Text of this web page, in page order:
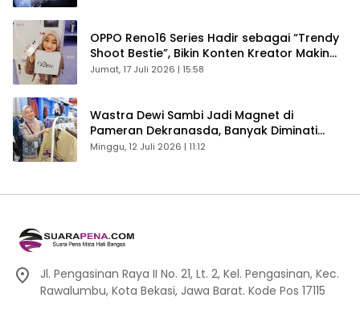
OPPO Reno16 Series Hadir sebagai “Trendy
Shoot Bestie”, Bikin Konten Kreator Makin
Betah
Jumat, 17 Juli 2026 | 15:58
Wastra Dewi Sambi Jadi Magnet di
Pameran Dekranasda, Banyak Diminati
Pengunjung
Minggu, 12 Juli 2026 | 11:12
Jl. Pengasinan Raya II No. 21, Lt. 2, Kel. Pengasinan, Kec.
Rawalumbu, Kota Bekasi, Jawa Barat. Kode Pos 17115